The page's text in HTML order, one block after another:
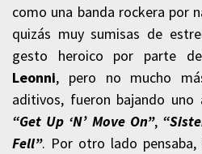
como una banda rockera por
quizás muy sumisas de
gesto heroico por parte
Leonni, pero no mucho
aditivos, fueron bajando
“Get Up ‘N’ Move On”,
Fell”. Por otro lado